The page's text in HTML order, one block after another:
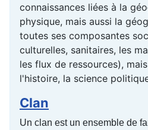
connaissances liées à la
physique, mais aussi la
toutes ses composantes
culturelles, sanitaires, les
les flux de ressources),
l'histoire, la science
Clan
Un clan est un ensemble de